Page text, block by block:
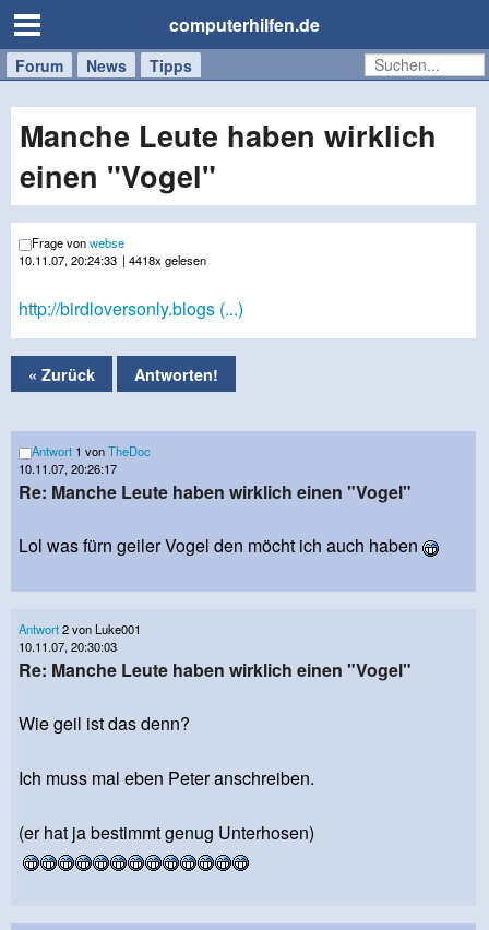
computerhilfen.de
Forum News Tipps
Handy
Tablet
Windows
Mac
Manche Leute haben wirklich
einen "Vogel"
Frage vonwebse
10.11.07, 20:24:33 | 4418x gelesen
http://birdloversonly.blogs (...)
« Zurück Antworten!
Antwort 1 vonTheDoc
10.11.07, 20:26:17
Re: Manche Leute haben wirklich einen "Vogel"
Lol was fürn geiler Vogel den möcht ich auch haben
Antwort2 von Luke001
10.11.07, 20:30:03
Re: Manche Leute haben wirklich einen "Vogel"
Wie geil ist das denn?
Ich muss mal eben Peter anschreiben.
(er hat ja bestimmt genug Unterhosen)